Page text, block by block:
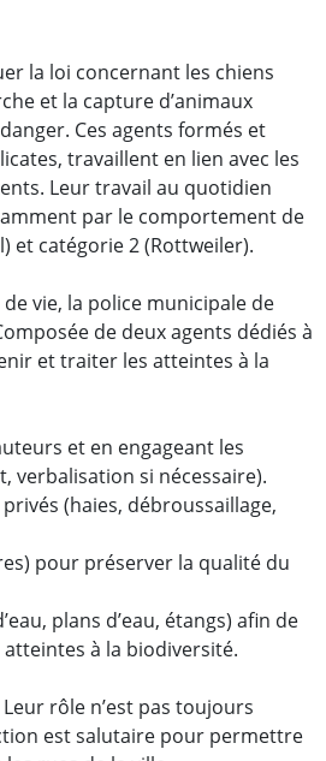
la loi concernant les chiens
et la capture d’animaux
Ces agents formés et
travaillent en lien avec les
Leur travail au quotidien
par le comportement de
et catégorie 2 (Rottweiler).
vie, la police municipale de
de deux agents dédiés à
et traiter les atteintes à la
et en engageant les
verbalisation si nécessaire).
(haies, débroussaillage,
pour préserver la qualité du
plans d’eau, étangs) afin de
à la biodiversité.
Leur rôle n’est pas toujours
est salutaire pour permettre